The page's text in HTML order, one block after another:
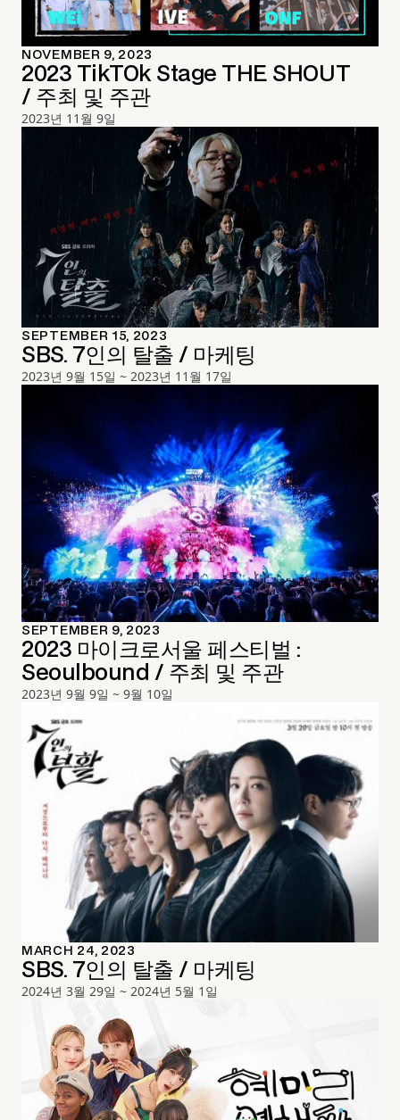
NOVEMBER 9, 2023
2023 TikTOk Stage THE SHOUT
/ 주최 및 주관
2023년 11월 9일
SEPTEMBER 15, 2023
SBS. 7인의 탈출 / 마케팅
2023년 9월 15일 ~ 2023년 11월 17일
SEPTEMBER 9, 2023
2023 마이크로서울 페스티벌 :
Seoulbound / 주최 및 주관
2023년 9월 9일 ~ 9월 10일
MARCH 24, 2023
SBS. 7인의 탈출 / 마케팅
2024년 3월 29일 ~ 2024년 5월 1일